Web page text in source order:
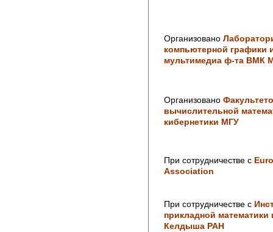
Организовано
компьютерной графики
мультимедиа ф-та ВМК
Организовано
вычислительной
кибернетики МГУ
При сотрудничестве с
Association
При сотрудничестве с
прикладной
Келдыша РАН